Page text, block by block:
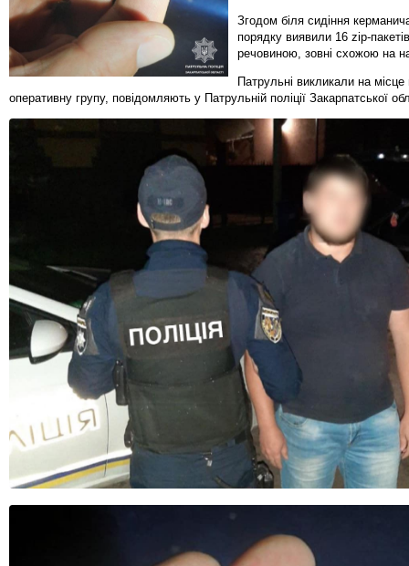
Згодом біля сидіння
порядку виявили 16 zip-
речовиною, зовні схожою на
Патрульні викликали на місце
оперативну групу, повідомляють у Патрульній поліції Закарпатської